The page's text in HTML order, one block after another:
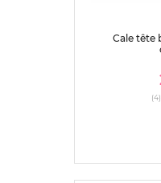
Cale tête
(4)